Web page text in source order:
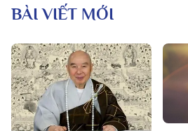
BÀI VIẾT MỚI